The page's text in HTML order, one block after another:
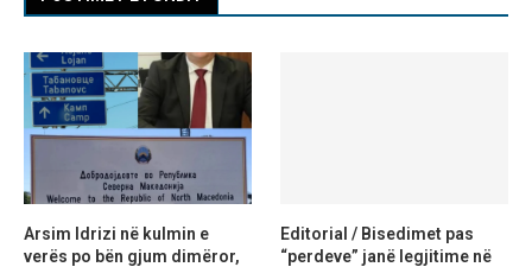
Arsim Idrizi në kulmin e
verës po bën gjum dimëror,
Editorial / Bisedimet pas
“perdeve” janë legjitime në